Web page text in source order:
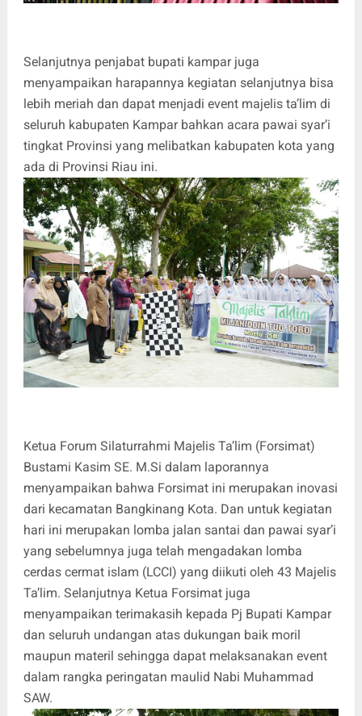
Selanjutnya penjabat bupati kampar juga
menyampaikan harapannya kegiatan selanjutnya bisa
lebih meriah dan dapat menjadi event majelis ta’lim di
seluruh kabupaten Kampar bahkan acara pawai syar’i
tingkat Provinsi yang melibatkan kabupaten kota yang
ada di Provinsi Riau ini.
Ketua Forum Silaturrahmi Majelis Ta’lim (Forsimat)
Bustami Kasim SE. M.Si dalam laporannya
menyampaikan bahwa Forsimat ini merupakan inovasi
dari kecamatan Bangkinang Kota. Dan untuk kegiatan
hari ini merupakan lomba jalan santai dan pawai syar’i
yang sebelumnya juga telah mengadakan lomba
cerdas cermat islam (LCCI) yang diikuti oleh 43 Majelis
Ta’lim. Selanjutnya Ketua Forsimat juga
menyampaikan terimakasih kepada Pj Bupati Kampar
dan seluruh undangan atas dukungan baik moril
maupun materil sehingga dapat melaksanakan event
dalam rangka peringatan maulid Nabi Muhammad
SAW.